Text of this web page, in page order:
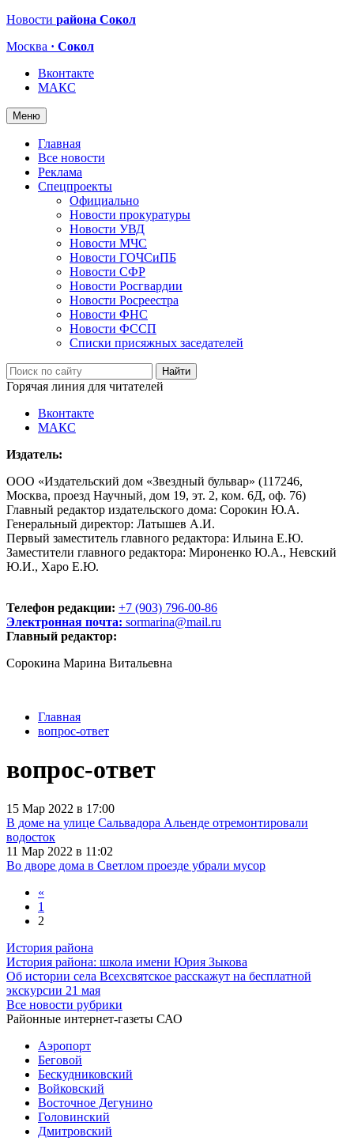
Новости района Сокол
Москва · Сокол
Вконтакте
МАКС
Меню
Главная
Все новости
Реклама
Спецпроекты
Официально
Новости прокуратуры
Новости УВД
Новости МЧС
Новости ГОЧСиПБ
Новости СФР
Новости Росгвардии
Новости Росреестра
Новости ФНС
Новости ФССП
Списки присяжных заседателей
Горячая линия для читателей
Вконтакте
МАКС
Издатель:
ООО «Издательский дом «Звездный бульвар» (117246,
Москва, проезд Научный, дом 19, эт. 2, ком. 6Д, оф. 76)
Главный редактор издательского дома: Сорокин Ю.А.
Генеральный директор: Латышев А.И.
Первый заместитель главного редактора: Ильина Е.Ю.
Заместители главного редактора: Мироненко Ю.А., Невский
Ю.И., Харо Е.Ю.
Телефон редакции: +7 (903) 796-00-86
Электронная почта: sormarina@mail.ru
Главный редактор:
Сорокина Марина Витальевна
Главная
вопрос-ответ
вопрос-ответ
15 Мар 2022 в 17:00
В доме на улице Сальвадора Альенде отремонтировали
водосток
11 Мар 2022 в 11:02
Во дворе дома в Светлом проезде убрали мусор
«
1
2
История района
История района: школа имени Юрия Зыкова
Об истории села Всехсвятское расскажут на бесплатной
экскурсии 21 мая
Все новости рубрики
Районные интернет-газеты САО
Аэропорт
Беговой
Бескудниковский
Войковский
Восточное Дегунино
Головинский
Дмитровский